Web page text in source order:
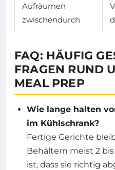
Aufräumen
zwischendurch
FAQ: HÄUFIG
FRAGEN RUND
MEAL PREP
Wie lange halten
im Kühlschrank?
Fertige Gerichte
Behältern meist 2
ist, dass sie richtig